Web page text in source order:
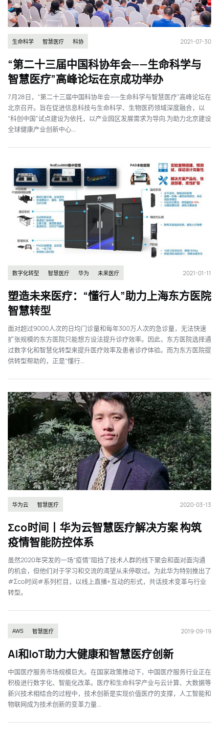
生命科学 智慧医疗 科协 2021-07-30
“第二十三届中国科协年会——生命科学与
智慧医疗”高峰论坛在京成功举办
7月28日，“第二十三届中国科协年会——生命科学与智慧医疗”高峰论坛在
北京召开。旨在促进信息科技与生命科学、生物医药领域深度融合，以
“科创中国”试点建设为依托，以产业园区发展需求为导向,为助力北京建设
全球健康产业创新中心...
数字化转型 智慧医疗 华为 未来医疗 2021-01-11
塑造未来医疗：“懂行人”助力上海东方医院
智慧转型
面对超过9000人次的日均门诊量和每年300万人次的急诊量，无法快速
扩张规模的东方医院只能想方设法提升诊疗效率。因此，东方医院选择通
过数字化和智慧化转型来提升医疗效率及患者诊疗体验。而为东方医院提
供转型帮助的，正是“懂行...
华为云 智慧医疗 2020-03-13
Σco时间丨华为云智慧医疗解决方案 构筑
疫情智能防控体系
虽然2020年突发的一场“疫情”阻挡了技术人群的线下聚会和面对面沟通
的机会，但他们对于学习和交流的渴望从未停歇过。为此华为特别推出了
#Σco时间#系列栏目，以线上直播+互动的形式，共话技术变革与行业
转型。
AWS 智慧医疗 2019-09-19
AI和IoT助力大健康和智慧医疗创新
中国医疗服务市场规模巨大。在国家政策推动下，中国医疗服务行业正在
积极进行数字化、智能化改革。医疗和生命科学产业与云计算、大数据等
新兴技术相结合的过程中，技术创新是实现价值医疗的支撑，人工智能和
物联网成为技术创新的变革力量...